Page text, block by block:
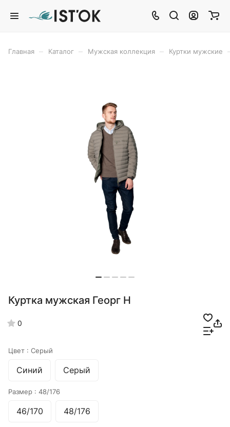
Главная Каталог Мужская коллекция Куртки мужские
Куртка мужская Георг Н
0
Цвет : Серый
Синий Серый
Размер : 48/176
46/170 48/176